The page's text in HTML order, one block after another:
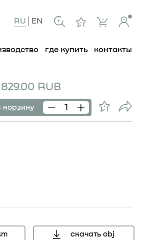
RU EN
где купить контакты
RUB
корзину
скачать obj